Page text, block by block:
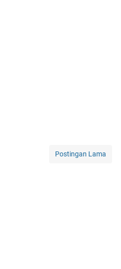
Postingan Lama